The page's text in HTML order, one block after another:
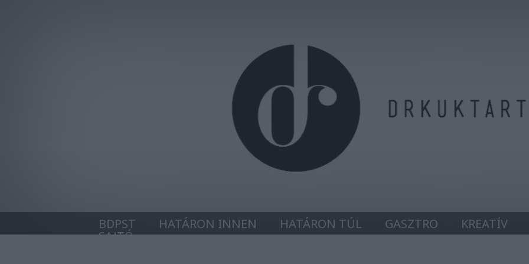
BDPST HATÁRON INNEN HATÁRON TÚL GASZTRO KREATÍV
SAJTÓ